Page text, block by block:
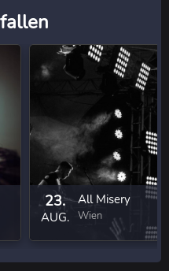
23.
AUG.
All Misery
Wien